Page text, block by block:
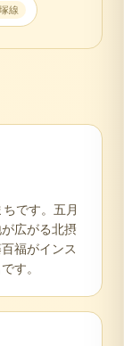
線
です。五月
広がる北摂
福がインス
す。